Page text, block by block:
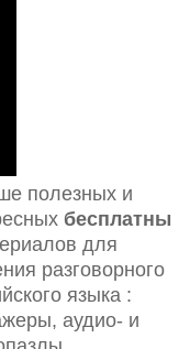
полезных и
бесплатны
для
разговорного
языка :
аудио- и